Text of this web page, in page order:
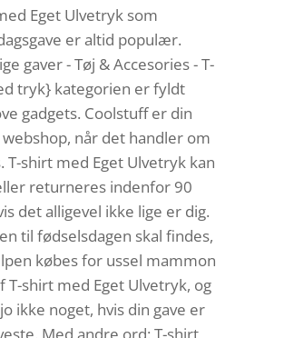
Eget Ulvetryk som
er altid populær.
gaver - Tøj & Accesories - T-
tryk} kategorien er fyldt
gadgets. Coolstuff er din
når det handler om
T-shirt med Eget Ulvetryk kan
returneres indenfor 90
det alligevel ikke lige er dig.
til fødselsdagen skal findes,
købes for ussel mammon
T-shirt med Eget Ulvetryk, og
ikke noget, hvis din gave er